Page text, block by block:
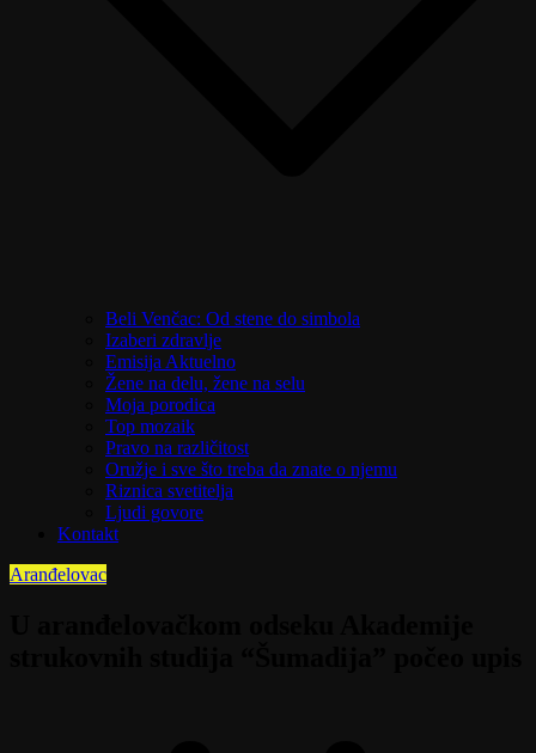
Beli Venčac: Od stene do simbola
Izaberi zdravlje
Emisija Aktuelno
Žene na delu, žene na selu
Moja porodica
Top mozaik
Pravo na različitost
Oružje i sve što treba da znate o njemu
Riznica svetitelja
Ljudi govore
Kontakt
Aranđelovac